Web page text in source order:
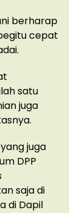
berharap
cepat
satu
juga
juga
DPP
saja di
di Dapil